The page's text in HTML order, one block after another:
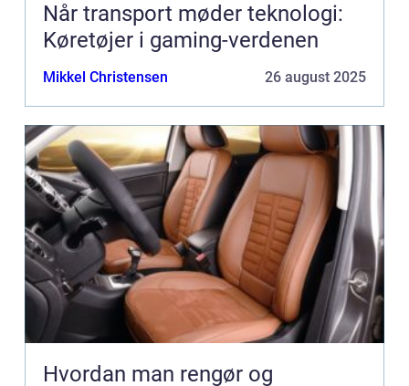
Når transport møder teknologi:
Køretøjer i gaming-verdenen
Mikkel Christensen 26 august 2025
Hvordan man rengør og